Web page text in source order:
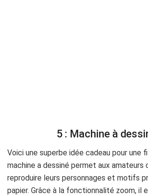
5 : Machine à
Voici une superbe idée cadeau pour une
machine a dessiné permet aux amateurs
reproduire leurs personnages et motifs
papier. Grâce à la fonctionnalité zoom, il